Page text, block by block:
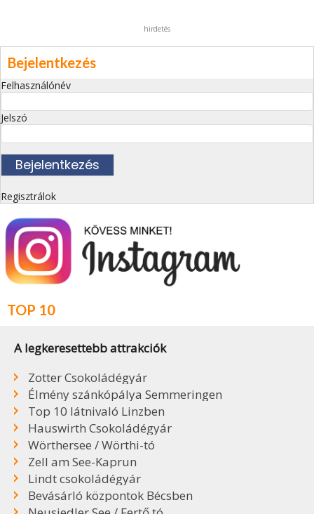
hirdetés
Bejelentkezés
Felhasználónév
Jelszó
Regisztrálok
TOP 10
A legkeresettebb attrakciók
Zotter Csokoládégyár
Élmény szánkópálya Semmeringen
Top 10 látnivaló Linzben
Hauswirth Csokoládégyár
Wörthersee / Wörthi-tó
Zell am See-Kaprun
Lindt csokoládégyár
Bevásárló központok Bécsben